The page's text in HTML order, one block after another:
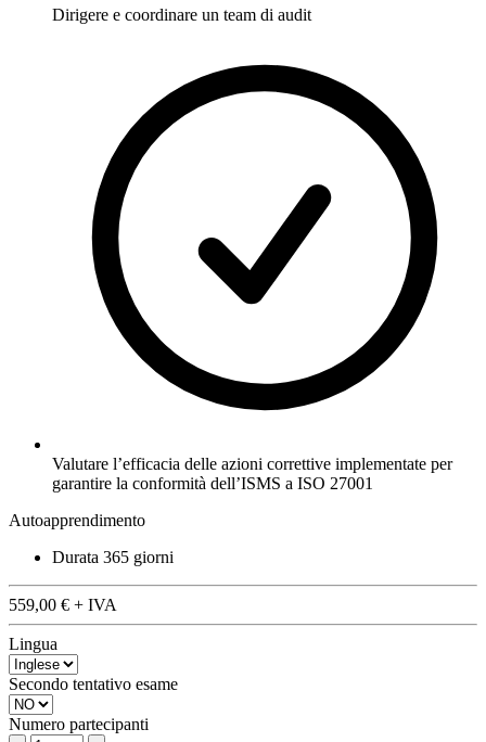
Dirigere e coordinare un team di audit
Valutare l’efficacia delle azioni correttive implementate per
garantire la conformità dell’ISMS a ISO 27001
Autoapprendimento
Durata 365 giorni
559,00 € + IVA
Lingua
Secondo tentativo esame
Numero partecipanti